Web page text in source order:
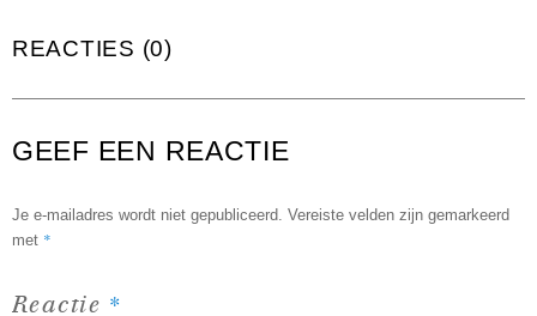
REACTIES (0)
GEEF EEN REACTIE
Je e-mailadres wordt niet gepubliceerd. Vereiste velden zijn gemarkeerd
met *
Reactie *